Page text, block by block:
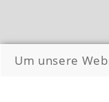
Um unsere